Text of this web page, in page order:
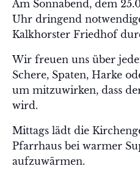
Am Sonnabend, dem
Uhr dringend
Kalkhorster Friedhof
Wir freuen uns über
Schere, Spaten, Harke
um mitzuwirken, dass
wird.
Mittags lädt die
Pfarrhaus bei warmer
aufzuwärmen.